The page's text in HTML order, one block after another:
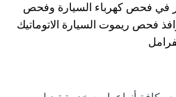
في فحص كهرباء السيارة وفحص
فحص ريموت السيارة الاتوماتيك